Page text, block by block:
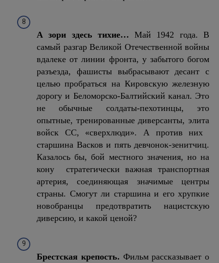
А зори здесь тихие… Май 1942 года. В
самый разгар Великой Отечественной войны
вдалеке от линии фронта, у забытого богом
разъезда, фашисты выбрасывают десант с
целью пробраться на Кировскую железную
дорогу и Беломорско-Балтийский канал. Это
не обычные солдаты-пехотинцы, это
опытные, тренированные диверсанты, элита
войск СС, «сверхлюди». А против них 
старшина Васков и пять девчонок-зенитчиц.
Казалось бы, бой местного значения, но на
кону  стратегически важная транспортная
артерия, соединяющая значимые центры
страны. Смогут ли старшина и его хрупкие
новобранцы предотвратить нацистскую
диверсию, и какой ценой?
Брестская крепость. Фильм рассказывает о